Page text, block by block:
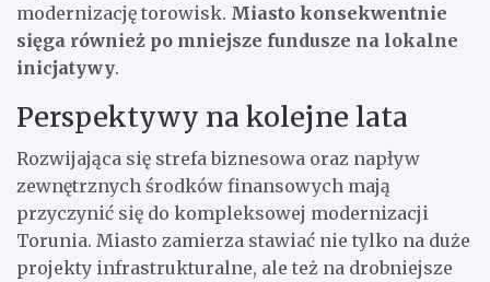
modernizację torowisk. Miasto konsekwentnie
sięga również po mniejsze fundusze na lokalne
inicjatywy.
Perspektywy na kolejne lata
Rozwijająca się strefa biznesowa oraz napływ
zewnętrznych środków finansowych mają
przyczynić się do kompleksowej modernizacji
Torunia. Miasto zamierza stawiać nie tylko na duże
projekty infrastrukturalne, ale też na drobniejsze